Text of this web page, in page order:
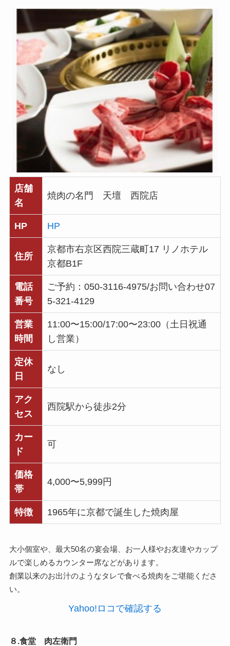
店舗
名
焼肉の名門 天壇 西院店
HP HP
住所
京都市右京区西院三蔵町17 リノホテル
京都B1F
電話
番号
ご予約：050-3116-4975/お問い合わせ07
5-321-4129
営業
時間
11:00〜15:00/17:00〜23:00（土日祝通
し営業）
定休
日
なし
アク
セス
西院駅から徒歩2分
カー
ド
可
価格
帯
4,000〜5,999円
特徴 1965年に京都で誕生した焼肉屋
大小個室や、最大50名の宴会場、お一人様やお友達やカップ
ルで楽しめるカウンター席などがあります。
創業以来のお出汁のようなタレで食べる焼肉をご堪能くださ
い。
Yahoo!ロコで確認する
８.食堂 肉左衛門